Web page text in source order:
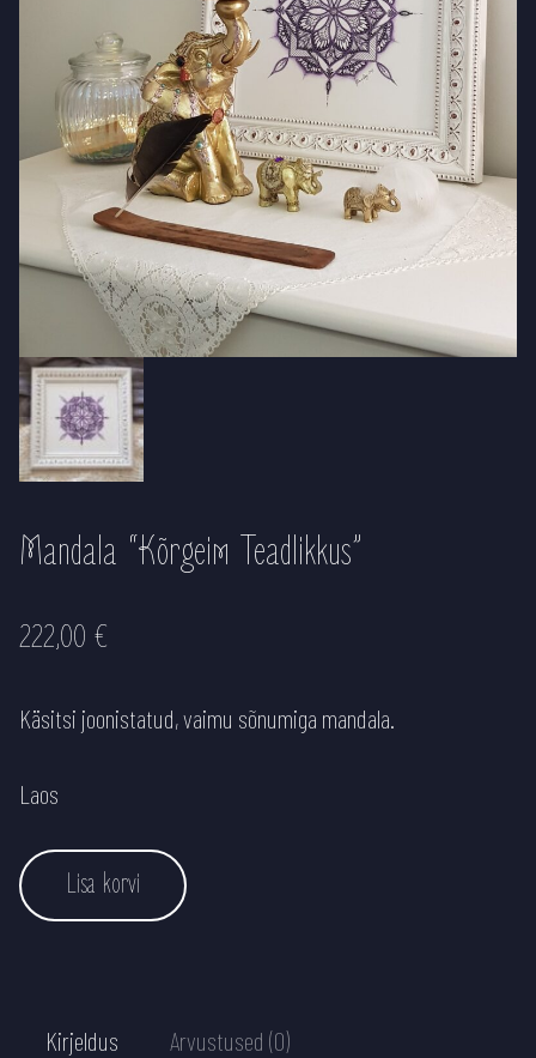
Mandala “Kõrgeim Teadlikkus”
222,00 €
Käsitsi joonistatud, vaimu sõnumiga mandala.
Laos
Mandala "Kõrgeim Teadlikkus" kogus
Lisa korvi
Kirjeldus Arvustused (0)